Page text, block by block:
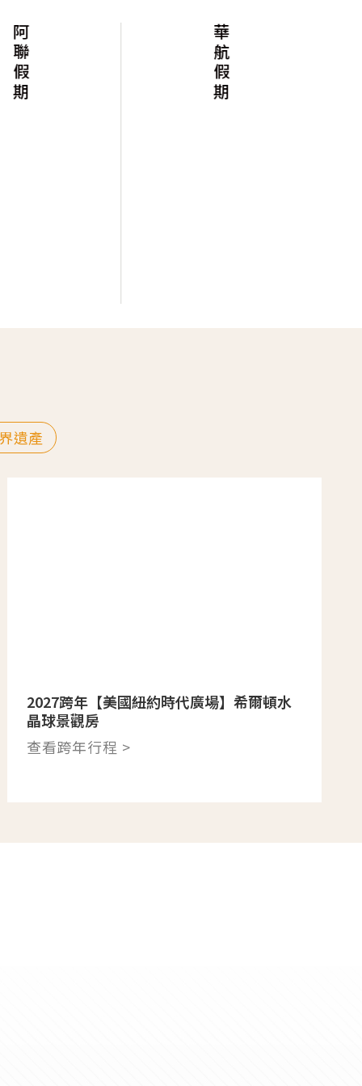
阿聯假期 華航假期
遺產
2027跨年【美國紐約時代廣場】希爾頓水
晶球景觀房
查看跨年行程 >